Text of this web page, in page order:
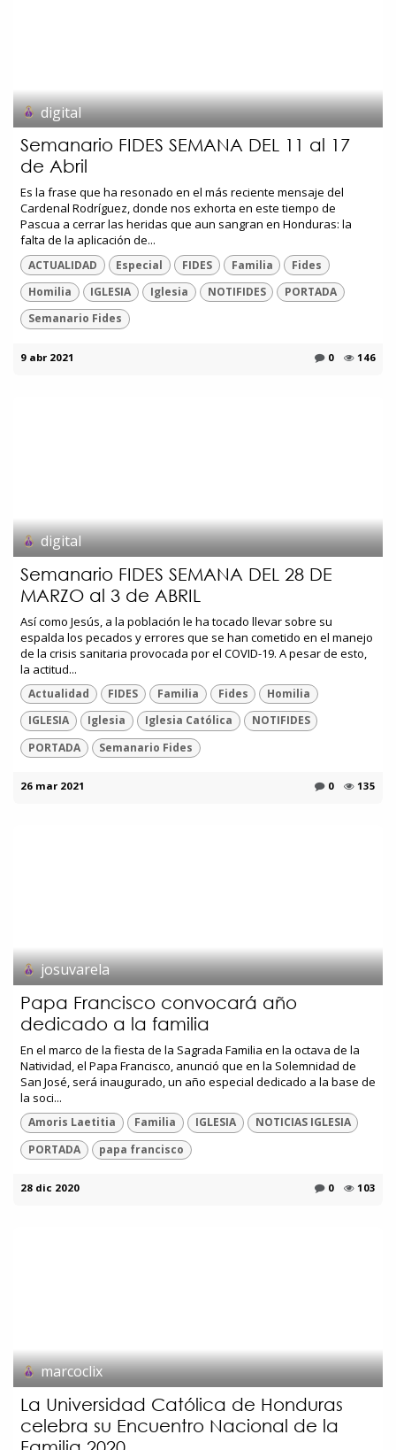
digital
Semanario FIDES SEMANA DEL 11 al 17
de Abril
Es la frase que ha resonado en el más reciente mensaje del
Cardenal Rodríguez, donde nos exhorta en este tiempo de
Pascua a cerrar las heridas que aun sangran en Honduras: la
falta de la aplicación de...
ACTUALIDAD Especial FIDES Familia
Fides
Homilia
IGLESIA Iglesia NOTIFIDES
PORTADA
Semanario Fides
9 abr 2021 0 146
digital
Semanario FIDES SEMANA DEL 28 DE
MARZO al 3 de ABRIL
Así como Jesús, a la población le ha tocado llevar sobre su
espalda los pecados y errores que se han cometido en el manejo
de la crisis sanitaria provocada por el COVID-19. A pesar de esto,
la actitud...
Actualidad FIDES Familia Fides
Homilia
IGLESIA
Iglesia Iglesia Católica
NOTIFIDES
PORTADA
Semanario Fides
26 mar 2021 0 135
josuvarela
Papa Francisco convocará año
dedicado a la familia
En el marco de la fiesta de la Sagrada Familia en la octava de la
Natividad, el Papa Francisco, anunció que en la Solemnidad de
San José, será inaugurado, un año especial dedicado a la base de
la soci...
Amoris Laetitia Familia IGLESIA
NOTICIAS IGLESIA
PORTADA
papa francisco
28 dic 2020 0 103
marcoclix
La Universidad Católica de Honduras
celebra su Encuentro Nacional de la